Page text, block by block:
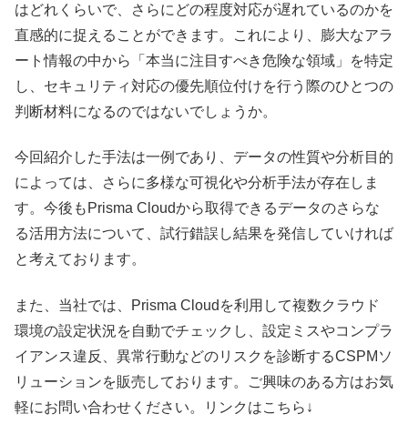
はどれくらいで、さらにどの程度対応が遅れているのかを
直感的に捉えることができます。これにより、膨大なアラ
ート情報の中から「本当に注目すべき危険な領域」を特定
し、セキュリティ対応の優先順位付けを行う際のひとつの
判断材料になるのではないでしょうか。
今回紹介した手法は一例であり、データの性質や分析目的
によっては、さらに多様な可視化や分析手法が存在しま
す。今後もPrisma Cloudから取得できるデータのさらな
る活用方法について、試行錯誤し結果を発信していければ
と考えております。
また、当社では、Prisma Cloudを利用して複数クラウド
環境の設定状況を自動でチェックし、設定ミスやコンプラ
イアンス違反、異常行動などのリスクを診断するCSPMソ
リューションを販売しております。ご興味のある方はお気
軽にお問い合わせください。リンクはこちら↓